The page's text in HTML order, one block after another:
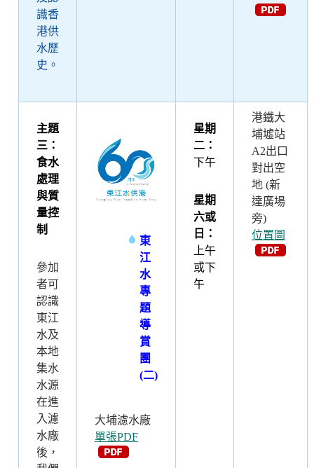
識香
港供
水歷
史。
主題
三：
食水
處理
與質
量控
制
參加
者可
認識
東江
水及
本地
集水
水源
在進
入濾
水廠
後，
東
江
水
專
題
導
賞
團
(二)
大埔濾水廠
單張PDF
星期
二：
下午
星期
六或
日：
上午
或下
午
港鐵大
埔墟站
A2出口
對出空
地 (新
達廣場
旁)
位置圖